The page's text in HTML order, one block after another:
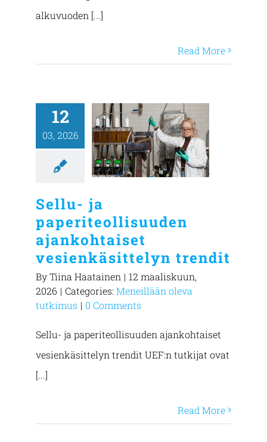
alkuvuoden [...]
Read More
12
03, 2026
Sellu- ja
paperiteollisuuden
ajankohtaiset
vesienkäsittelyn trendit
ByTiina Haatainen | 12 maaliskuun,
2026 | Categories: Meneillään oleva
tutkimus | 0 Comments
Sellu- ja paperiteollisuuden ajankohtaiset
vesienkäsittelyn trendit UEF:n tutkijat ovat
[...]
Read More